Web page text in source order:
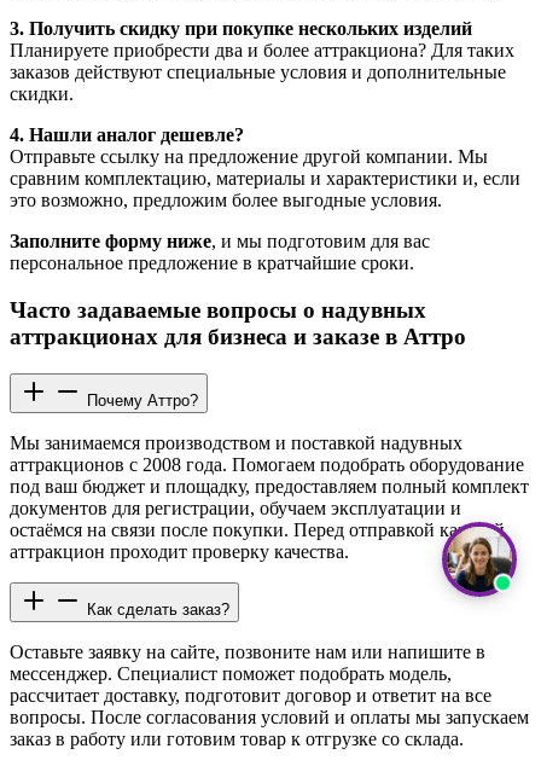
3. Получить скидку при покупке нескольких изделий
Планируете приобрести два и более аттракциона? Для таких
заказов действуют специальные условия и дополнительные
скидки.
4. Нашли аналог дешевле?
Отправьте ссылку на предложение другой компании. Мы
сравним комплектацию, материалы и характеристики и, если
это возможно, предложим более выгодные условия.
Заполните форму ниже, и мы подготовим для вас
персональное предложение в кратчайшие сроки.
Часто задаваемые вопросы о надувных
аттракционах для бизнеса и заказе в Аттро
Почему Аттро?
Мы занимаемся производством и поставкой надувных
аттракционов с 2008 года. Помогаем подобрать оборудование
под ваш бюджет и площадку, предоставляем полный комплект
документов для регистрации, обучаем эксплуатации и
остаёмся на связи после покупки. Перед отправкой каждый
аттракцион проходит проверку качества.
Как сделать заказ?
Оставьте заявку на сайте, позвоните нам или напишите в
мессенджер. Специалист поможет подобрать модель,
рассчитает доставку, подготовит договор и ответит на все
вопросы. После согласования условий и оплаты мы запускаем
заказ в работу или готовим товар к отгрузке со склада.